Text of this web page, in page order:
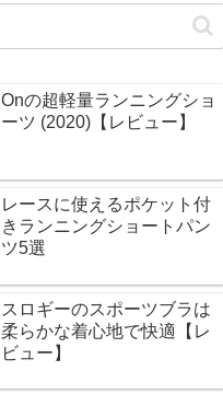
Onの超軽量ランニングショ
ーツ (2020)【レビュー】
レースに使えるポケット付
きランニングショートパン
ツ5選
スロギーのスポーツブラは
柔らかな着心地で快適【レ
ビュー】